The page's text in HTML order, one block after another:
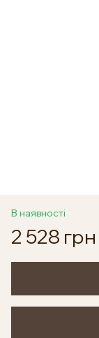
В наявності
2 528 грн